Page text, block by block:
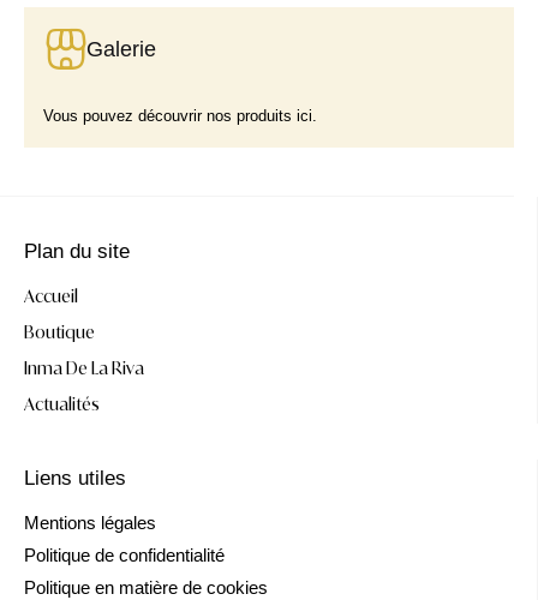
Galerie
Vous pouvez découvrir nos produits ici.
Plan du site
Accueil
Boutique
Inma De La Riva
Actualités
Liens utiles
Mentions légales
Politique de confidentialité
Politique en matière de cookies